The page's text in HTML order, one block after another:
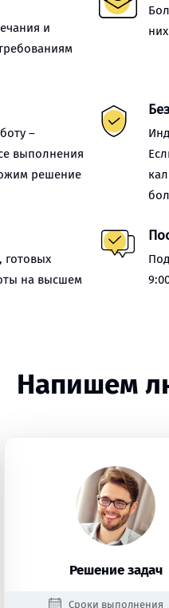
и
–
выполнения
решение
готовых
на высшем
Напишем
Решение задач
Сроки выполнения